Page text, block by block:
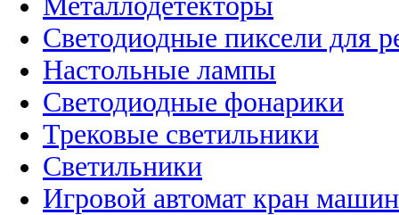
Светодиодные пиксели для
Настольные лампы
Светодиодные фонарики
Трековые светильники
Светильники
Игровой автомат кран